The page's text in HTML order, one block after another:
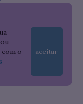
com o
aceitar
do e-MEC